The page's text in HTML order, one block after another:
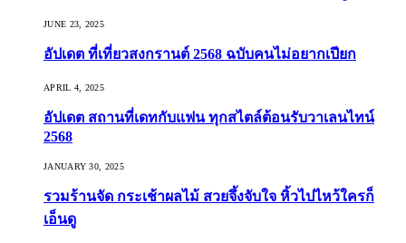
JUNE 23, 2025
อัปเดต ที่เที่ยวสงกรานต์ 2568 ฉบับคนไม่อยากเปียก
APRIL 4, 2025
อัปเดต สถานที่เดทกับแฟน ทุกสไตล์ต้อนรับวาเลนไทน์
2568
JANUARY 30, 2025
รวมร้านจัด กระเช้าผลไม้ สวยจึ้งจับใจ หิ้วไปไหว้ใครก็
เอ็นดู